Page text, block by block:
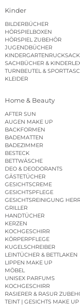
Kinder
BILDERBÜCHER
HÖRSPIELBOXEN
HÖRSPIEL ZUBEHÖR
JUGENDBÜCHER
SACHBÜCHER &
TURNBEUTEL &
KLEIDER
Home & Beauty
AFTER SUN
AUGEN MAKE UP
BACKFORMEN
BADEMATTEN
BADEZIMMER
BESTECK
BETTWÄSCHE
DEO & DEODORANTS
GÄSTETÜCHER
GESICHTSCREME
GESICHTSPFLEGE
GESICHTSREINIGUNG
GRILLER
HANDTÜCHER
KERZEN
KOCHGESCHIRR
KÖRPERPFLEGE
KUGELSCHREIBER
LEINTÜCHER & BETTLAKEN
LIPPEN MAKE UP
MÖBEL
UNISEX PARFUMS
KOCHGESCHIRR
RASIERER & RASUR
TEINT | GESICHTS MAKE UP